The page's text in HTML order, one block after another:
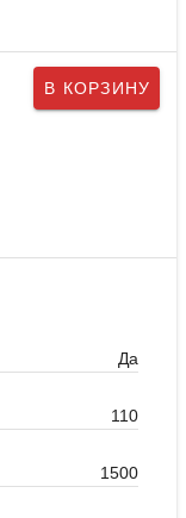
В КОРЗИНУ
Да
110
1500